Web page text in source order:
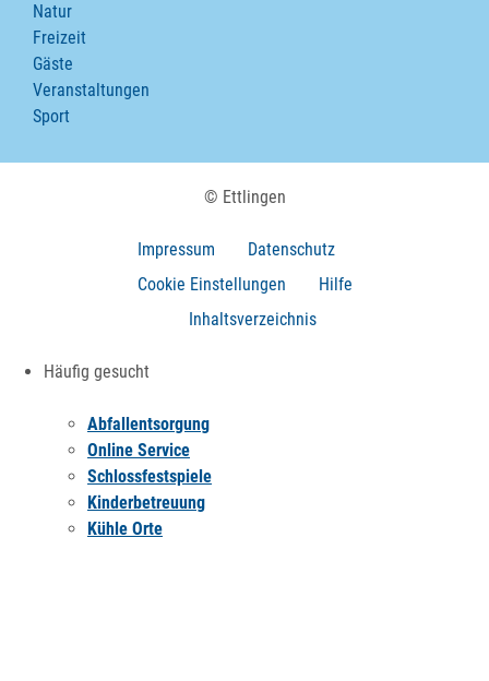
Natur
Freizeit
Gäste
Veranstaltungen
Sport
© Ettlingen
Impressum
Datenschutz
Cookie Einstellungen
Hilfe
Inhaltsverzeichnis
Häufig gesucht
Abfallentsorgung
Online Service
Schlossfestspiele
Kinderbetreuung
Kühle Orte